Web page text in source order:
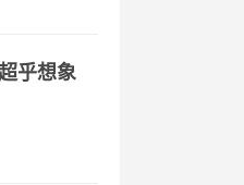
乎想象